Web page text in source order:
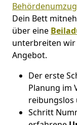
Behördenumzug
Dein Bett
über eine
unterbreiten wir
Angebot.
Der erste
Planung im
reibungslos
Schritt